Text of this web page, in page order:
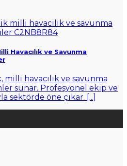
Havacılık ve Savunma
havacılık ve savunma
sunar. Profesyonel ekip ve
sektörde öne çıkar. [...]